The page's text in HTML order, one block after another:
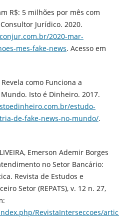
R$: 5 milhões por mês com
Jurídico. 2020.
2020-mar-
mes-fake-news. Acesso em
como Funciona a
Isto é Dinheiro. 2017.
estudo-
de-fake-news-no-mundo/.
Emerson Ademir Borges
no Setor Bancário:
Revista de Estudos e
Setor (REPATS), v. 12 n. 27,
RevistaInterseccoes/